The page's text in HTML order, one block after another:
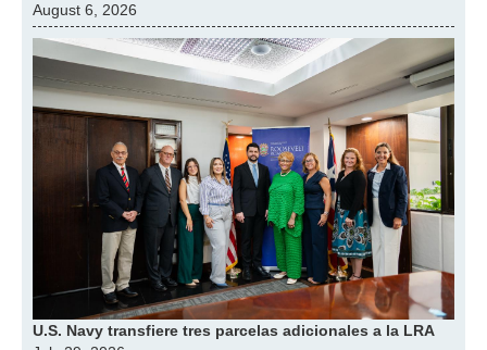
August 6, 2026
U.S. Navy transfiere tres parcelas adicionales a la LRA